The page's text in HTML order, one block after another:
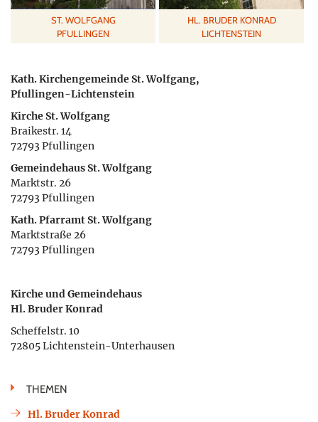
ST. WOLFGANG
PFULLINGEN
HL. BRUDER KONRAD
LICHTENSTEIN
Kath. Kirchengemeinde St. Wolfgang,
Pfullingen-Lichtenstein
Kirche St. Wolfgang
Braikestr. 14
72793 Pfullingen
Gemeindehaus St. Wolfgang
Marktstr. 26
72793 Pfullingen
Kath. Pfarramt St. Wolfgang
Marktstraße 26
72793 Pfullingen
Kirche und Gemeindehaus
Hl. Bruder Konrad
Scheffelstr. 10
72805 Lichtenstein-Unterhausen
THEMEN
Hl. Bruder Konrad